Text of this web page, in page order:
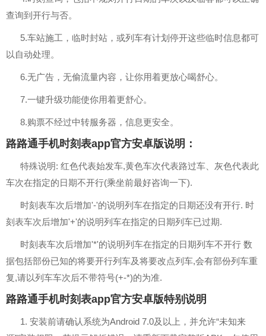
查询到开行与否。
5.车站施工，临时封站，或列车有计划停开这些临时信息都可
以自动处理。
6.无广告，无偷流量内容，让你用着更放心喝舒心。
7.一键升级功能使你用着更舒心。
8.购票不经过中转服务器，信息更安全。
路路通手机时刻表app官方安卓版说明：
特殊说明: 红色代表始发车,黄色车次代表路过车、灰色代表此
车次在指定的日期不开行(乘坐前最好咨询一下).
时刻表车次后增加'-'的说明列车在指定的日期还没有开行. 时
刻表车次后增加'+'的说明列车在指定的日期列车已过期.
时刻表车次后增加'*'的说明列车在指定的日期列车不开行 数
据包括部份已知的将要开行列车及将要改点列车,会有部份列车重
复,请以列车车次后不带符号(+-*)的为准.
路路通手机时刻表app官方安卓版特别说明
1. 安装前请确认系统为Android 7.0及以上，并允许“未知来